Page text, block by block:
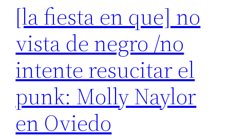
[la fiesta en que] no
vista de negro /no
intente resucitar el
punk: Molly Naylor
en Oviedo